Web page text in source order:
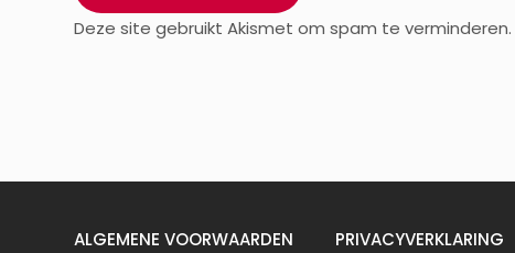
Deze site gebruikt Akismet om spam te verminderen.
ALGEMENE VOORWAARDEN PRIVACYVERKLARING